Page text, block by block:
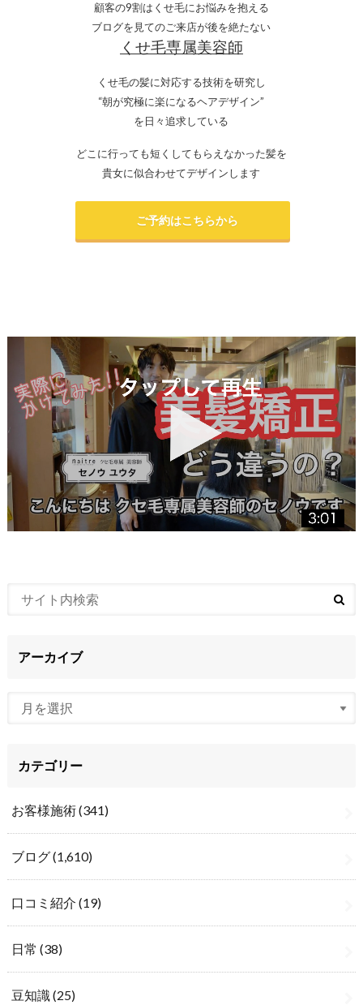
顧客の9割はくせ毛にお悩みを抱える
ブログを見てのご来店が後を絶たない
くせ毛専属美容師
くせ毛の髪に対応する技術を研究し
“朝が究極に楽になるヘアデザイン”
を日々追求している
どこに行っても短くしてもらえなかった髪を
貴女に似合わせてデザインします
ご予約はこちらから
アーカイブ
カテゴリー
お客様施術(341)
ブログ(1,610)
口コミ紹介 (19)
日常 (38)
豆知識 (25)